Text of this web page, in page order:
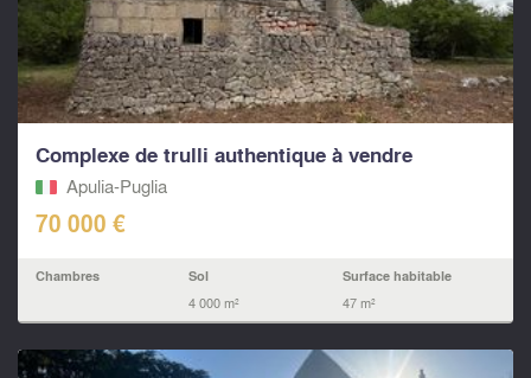
Complexe de trulli authentique à vendre
Apulia-Puglia
70 000 €
Chambres Sol
4 000 m²
Surface habitable
47 m²